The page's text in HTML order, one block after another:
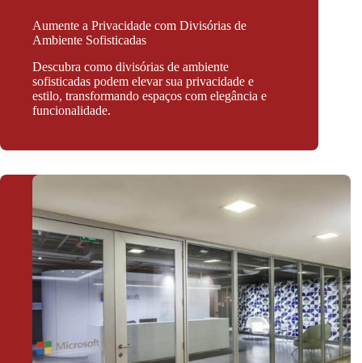
Aumente a Privacidade com Divisórias de
Ambiente Sofisticadas
Descubra como divisórias de ambiente
sofisticadas podem elevar sua privacidade e
estilo, transformando espaços com elegância e
funcionalidade.